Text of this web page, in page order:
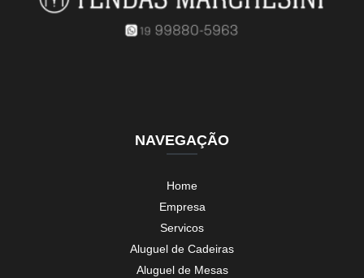
NAVEGAÇÃO
Home
Empresa
Servicos
Aluguel de Cadeiras
Aluguel de Mesas